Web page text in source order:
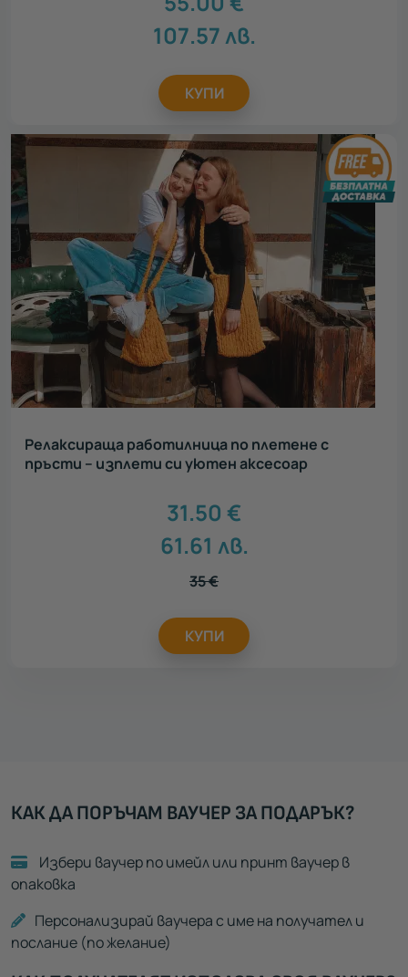
107.57лв.
КУПИ
Релаксираща работилница по плетене с
пръсти – изплети си уютен аксесоар
31.50 €
61.61 лв.
35€
КУПИ
КАК ДА ПОРЪЧАМ ВАУЧЕР ЗА ПОДАРЪК?
Избери ваучер по имейл или принт ваучер в
опаковка
Персонализирай ваучера с име на получател и
послание (по желание)